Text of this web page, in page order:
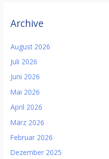
Archive
August 2026
Juli 2026
Juni 2026
Mai 2026
April 2026
März 2026
Februar 2026
Dezember 2025